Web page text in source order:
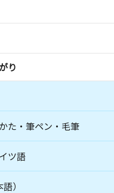
り
た・筆ペン・毛筆
ツ語
）